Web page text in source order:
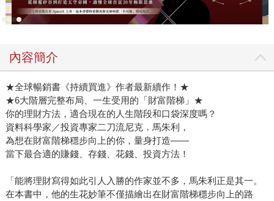
己，重點在於職涯發展與培養可變現的技能；第3階達到「餐
廳自由」，資產開始累積，核心策略是持續買進，讓錢開始
難突破的一層——高薪與儲蓄已觸及天花板，必須透過股權
與槓桿實現躍升；第5階達到「買房自由」，重點從成長轉為
保全，需分散風險並建立專業團隊；第6階則是「影響力自
由」，財富不再只是消費工具，而是改變世界的手段，你需
要開始思考自己要留下什麼。 多數人之所以無法進階，甚
至從階梯滑落，不是因為不努力，而是因為用錯策略：該拚
收入時選擇省錢，該投資時猶豫不決，該分散風險時卻過度
讓每一個決策都有清楚依據。 無論你是為生活精打細算的
社會新鮮人、已達「餐廳自由」的中產階級，或是思考如何
內容簡介
★全球暢銷書《持續買進》作者最新續作！★
★6大階層完整布局、一生受用的「財富階梯」★
你的理財方法，適合現在的人生階段和口袋深度嗎？
資料科學家／投資專家二刀流尼克．馬朱利，
為想在財富階梯穩步向上的你，量身打造——
當下最合適的賺錢、存錢、花錢、投資方法！
「能將理財寫得如此引人入勝的作家並不多，馬朱利正是其一。
在本書中，他的生花妙筆不僅描繪出在財富階梯穩步向上的路